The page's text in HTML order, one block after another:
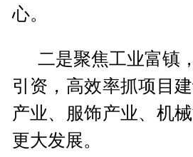
心。
二是聚焦工业富镇
引资，高效率抓项目
产业、服饰产业、机
更大发展。